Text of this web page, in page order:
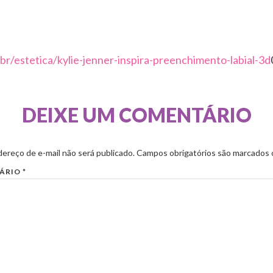
estetica/kylie-jenner-inspira-preenchimento-labial-3d
DEIXE UM COMENTÁRIO
de e-mail não será publicado.Campos obrigatórios são marcados
*